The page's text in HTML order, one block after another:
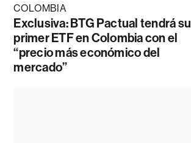
COLOMBIA
Exclusiva: BTG Pactual tendrá su
primer ETF en Colombia con el
“precio más económico del
mercado”